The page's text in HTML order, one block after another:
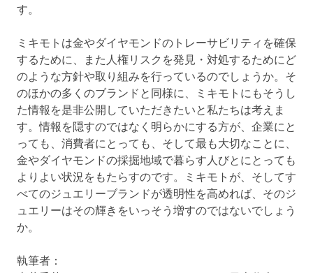
す。
ミキモトは金やダイヤモンドのトレーサビリティを確保
するために、また人権リスクを発見・対処するためにど
のような方針や取り組みを行っているのでしょうか。そ
のほかの多くのブランドと同様に、ミキモトにもそうし
た情報を是非公開していただきたいと私たちは考えま
す。情報を隠すのではなく明らかにする方が、企業にと
っても、消費者にとっても、そして最も大切なことに、
金やダイヤモンドの採掘地域で暮らす人びとにとっても
よりよい状況をもたらすのです。ミキモトが、そしてす
べてのジュエリーブランドが透明性を高めれば、そのジ
ュエリーはその輝きをいっそう増すのではないでしょう
か。
執筆者：